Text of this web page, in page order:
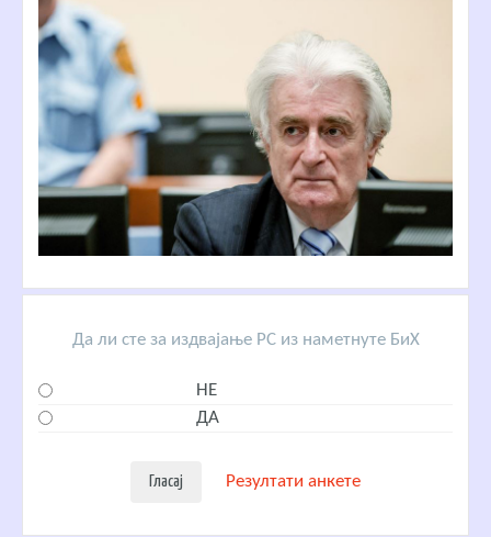
Да ли сте за издвајање РС из наметнуте БиХ
НЕ
ДА
Резултати анкете